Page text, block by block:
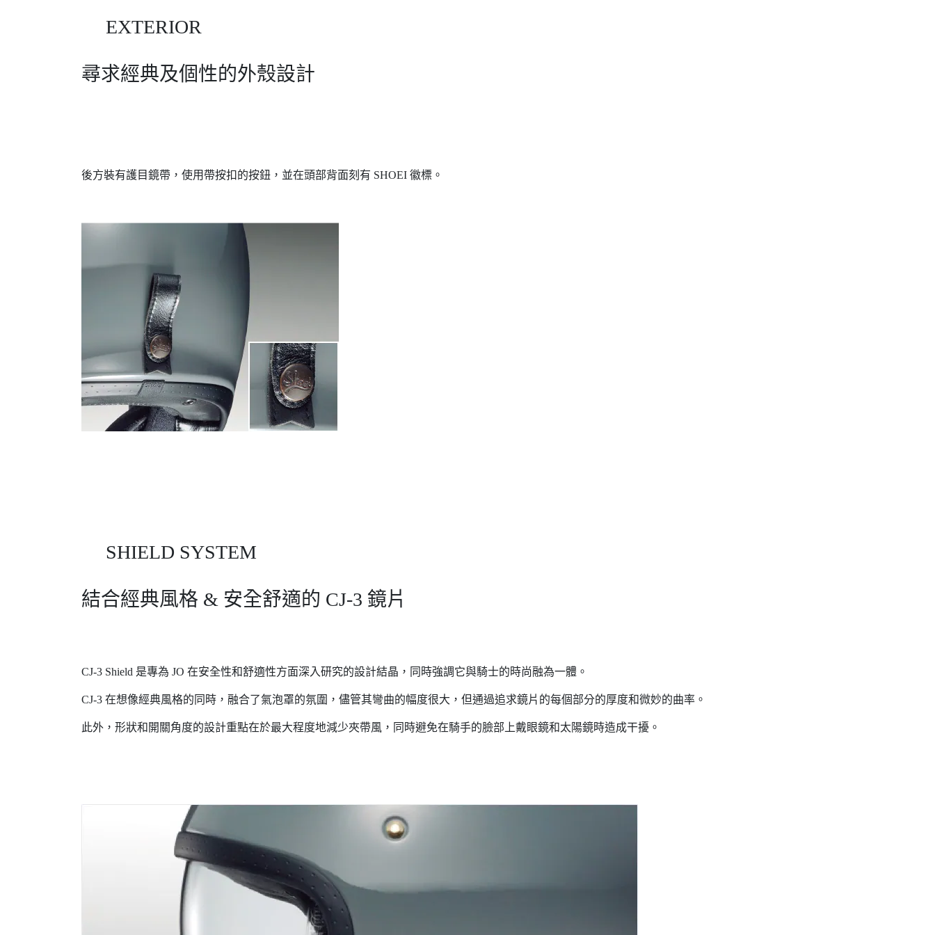
EXTERIOR
尋求經典及個性的外殼設計
後方裝有護目鏡帶，使用帶按扣的按鈕，並在頭部背面刻有 SHOEI 徽標。
SHIELD SYSTEM
結合經典風格 & 安全舒適的 CJ-3 鏡片
CJ-3 Shield 是專為 JO 在安全性和舒適性方面深入研究的設計結晶，同時強調它與騎士的時尚融為一體。
CJ-3 在想像經典風格的同時，融合了氣泡罩的氛圍，儘管其彎曲的幅度很大，但通過追求鏡片的每個部分的厚度和微妙的曲率。
此外，形狀和開關角度的設計重點在於最大程度地減少夾帶風，同時避免在騎手的臉部上戴眼鏡和太陽鏡時造成干擾。